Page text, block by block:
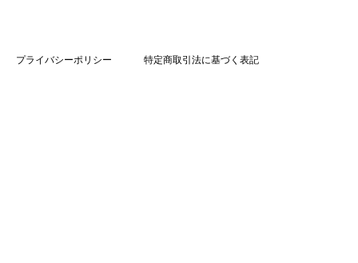
プライバシーポリシー 特定商取引法に基づく表記